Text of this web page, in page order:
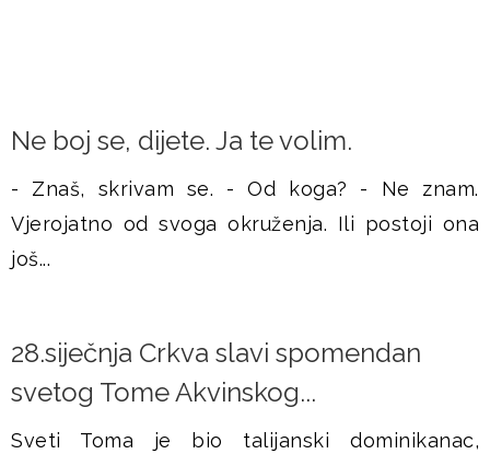
Ne boj se, dijete. Ja te volim.
- Znaš, skrivam se. - Od koga? - Ne znam.
Vjerojatno od svoga okruženja. Ili postoji ona
još...
28.siječnja Crkva slavi spomendan
svetog Tome Akvinskog...
Sveti Toma je bio talijanski dominikanac,